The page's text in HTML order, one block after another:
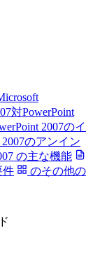
対PowerPoint
2007のイ
2007のアンイン
の主な機能
件
のその他の